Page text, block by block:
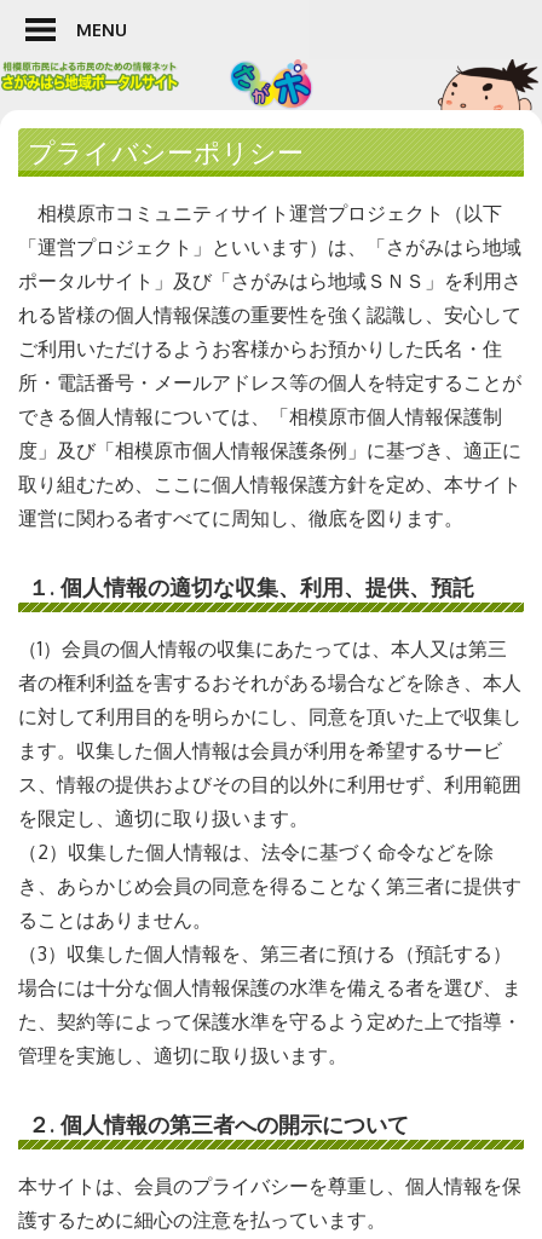
Skip
content
MENU
プライバシーポリシー
相模原市コミュニティサイト運営プロジェクト（以下
「運営プロジェクト」といいます）は、「さがみはら地域
ポータルサイト」及び「さがみはら地域ＳＮＳ」を利用さ
れる皆様の個人情報保護の重要性を強く認識し、安心して
ご利用いただけるようお客様からお預かりした氏名・住
所・電話番号・メールアドレス等の個人を特定することが
できる個人情報については、「相模原市個人情報保護制
度」及び「相模原市個人情報保護条例」に基づき、適正に
取り組むため、ここに個人情報保護方針を定め、本サイト
運営に関わる者すべてに周知し、徹底を図ります。
１. 個人情報の適切な収集、利用、提供、預託
（1）会員の個人情報の収集にあたっては、本人又は第三
者の権利利益を害するおそれがある場合などを除き、本人
に対して利用目的を明らかにし、同意を頂いた上で収集し
ます。収集した個人情報は会員が利用を希望するサービ
ス、情報の提供およびその目的以外に利用せず、利用範囲
を限定し、適切に取り扱います。
（2）収集した個人情報は、法令に基づく命令などを除
き、あらかじめ会員の同意を得ることなく第三者に提供す
ることはありません。
（3）収集した個人情報を、第三者に預ける（預託する）
場合には十分な個人情報保護の水準を備える者を選び、ま
た、契約等によって保護水準を守るよう定めた上で指導・
管理を実施し、適切に取り扱います。
２. 個人情報の第三者への開示について
本サイトは、会員のプライバシーを尊重し、個人情報を保
護するために細心の注意を払っています。